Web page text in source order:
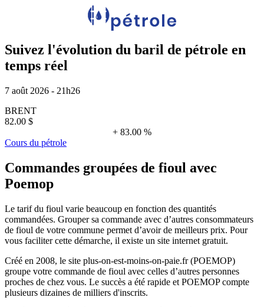
Suivez l'évolution du baril de pétrole en
temps réel
7 août 2026 - 21h26
BRENT
82.00 $
+ 83.00 %
Cours du pétrole
Commandes groupées de fioul avec
Poemop
Le tarif du fioul varie beaucoup en fonction des quantités
commandées. Grouper sa commande avec d’autres consommateurs
de fioul de votre commune permet d’avoir de meilleurs prix. Pour
vous faciliter cette démarche, il existe un site internet gratuit.
Créé en 2008, le site plus-on-est-moins-on-paie.fr (POEMOP)
groupe votre commande de fioul avec celles d’autres personnes
proches de chez vous. Le succès a été rapide et POEMOP compte
plusieurs dizaines de milliers d'inscrits.